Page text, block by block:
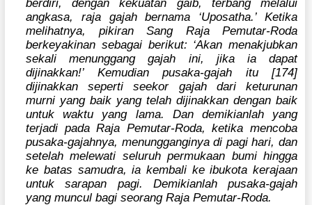
angkasa, raja gajah bernama ‘Uposatha.’ Ketika
melihatnya, pikiran Sang Raja Pemutar-Roda
berkeyakinan sebagai berikut: ‘Akan menakjubkan
sekali menunggang gajah ini, jika ia dapat
dijinakkan!’ Kemudian pusaka-gajah itu [174]
dijinakkan seperti seekor gajah dari keturunan
murni yang baik yang telah dijinakkan dengan baik
untuk waktu yang lama. Dan demikianlah yang
terjadi pada Raja Pemutar-Roda, ketika mencoba
pusaka-gajahnya, menungganginya di pagi hari, dan
setelah melewati seluruh permukaan bumi hingga
ke batas samudra, ia kembali ke ibukota kerajaan
untuk sarapan pagi. Demikianlah pusaka-gajah
yang muncul bagi seorang Raja Pemutar-Roda.